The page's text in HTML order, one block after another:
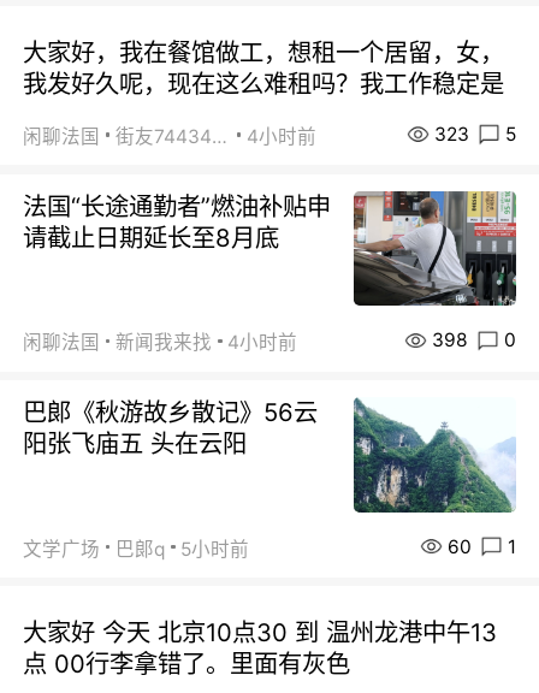
大家好，我在餐馆做工，想租一个居留，女，
我发好久呢，现在这么难租吗？我工作稳定是
闲聊法国 街友74434350 4小时前 323 5
法国“长途通勤者”燃油补贴申
请截止日期延长至8月底
闲聊法国 新闻我来找 4小时前 398 0
巴郞《秋游故乡散记》56云
阳张飞庙五 头在云阳
文学广场 巴郞q 5小时前 60 1
大家好 今天 北京10点30 到 温州龙港中午13
点 00行李拿错了。里面有灰色